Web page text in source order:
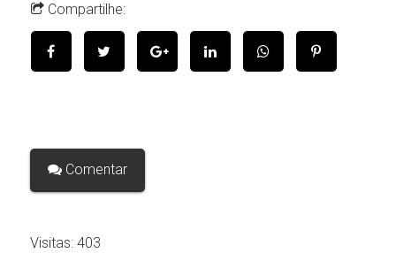
Compartilhe:
Comentar
Visitas:403